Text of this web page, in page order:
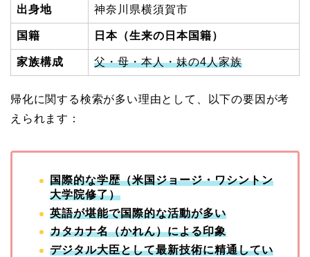
出身地 神奈川県横須賀市
国籍 日本（生来の日本国籍）
家族構成 父・母・本人・妹の4人家族
帰化に関する検索が多い理由として、以下の要因が考
えられます：
国際的な学歴（米国ジョージ・ワシントン
大学院修了）
英語が堪能で国際的な活動が多い
カタカナ名（かれん）による印象
デジタル大臣として最新技術に精通してい